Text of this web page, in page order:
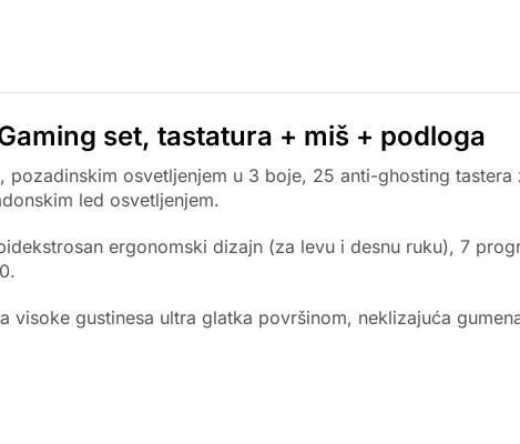
set, tastatura + miš + podloga
pozadinskim osvetljenjem u 3 boje, 25 anti-ghosting
led osvetljenjem.
ergonomski dizajn (za levu i desnu ruku), 7
visoke gustinesa ultra glatka površinom, neklizajuća